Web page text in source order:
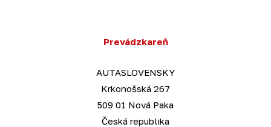
Prevádzkareň
AUTASLOVENSKY
Krkonošská 267
509 01 Nová Paka
Česká republika